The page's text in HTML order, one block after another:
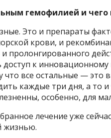
гемофилией и чего
Это и препараты
крови, и
пролонгированного
доступ к
все остальные — это
каждые три дня, а то
особенно, для
лечение уже
жизнью.